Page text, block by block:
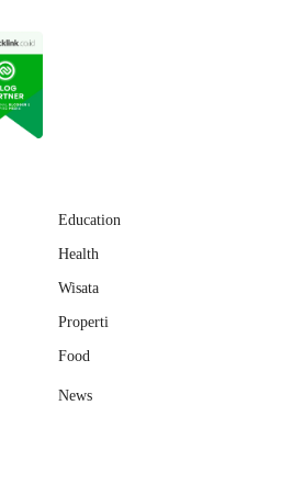
Education
Health
Wisata
Properti
Food
News